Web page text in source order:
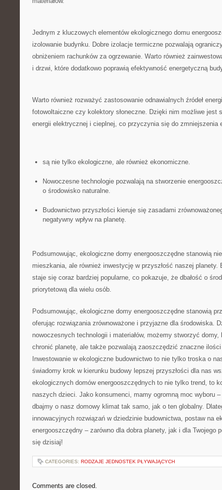
Jednym z kluczowych elementów ekologicznego domu
izolowanie ​budynku. Dobre izolacje ⁢termiczne pozwalają
obniżeniem rachunków za ogrzewanie. Warto również
i drzwi, ⁢które dodatkowo poprawią ⁢efektywność ⁤energetyczną
Warto również rozważyć zastosowanie odnawialnych źródeł
fotowoltaiczne czy kolektory słoneczne. ⁣Dzięki nim‍ możliwe jest
energii elektrycznej⁣ i cieplnej, co przyczynia się do⁤ zmniejszenia‍
są nie ⁢tylko ‌ekologiczne, ale również ekonomiczne.
Nowoczesne ​technologie ​pozwalają‌ na stworzenie
o środowisko naturalne.
Budownictwo przyszłości kieruje się zasadami⁤
negatywny wpływ na planetę.
Podsumowując, ekologiczne domy energooszczędne⁢ stanowią
mieszkania, ale również inwestycję⁢ w przyszłość⁤ naszej planety.
staje się coraz bardziej⁣ popularne, co ‌pokazuje, że dbałość o
priorytetową dla wielu osób.
Podsumowując, ekologiczne domy energooszczędne ‌stanowią
oferując rozwiązania zrównoważone i przyjazne dla‌ środowiska.
nowoczesnych technologii​ i materiałów, możemy stworzyć
chronić planetę, ​ale także pozwalają zaoszczędzić znaczne
Inwestowanie w ekologiczne budownictwo to nie tylko troska ⁣o⁣
świadomy krok‍ w ⁤kierunku budowy lepszej przyszłości dla nas
⁤ekologicznych domów energooszczędnych to nie tylko trend, to
naszych dzieci. Jako konsumenci, mamy‍ ogromną moc wyboru
dbajmy⁣ o nasz domowy⁢ klimat tak samo,​ jak o​ ten⁢ globalny.
innowacyjnych rozwiązań w dziedzinie budownictwa,⁣ postaw na
‍energooszczędny – zarówno dla dobra ‌planety, jak​ i⁣ dla Twojego
się ‍dzisiaj!
CATEGORIES: RODZAJE JEDNOSTEK PŁYWAJĄCYCH
Comments are closed.